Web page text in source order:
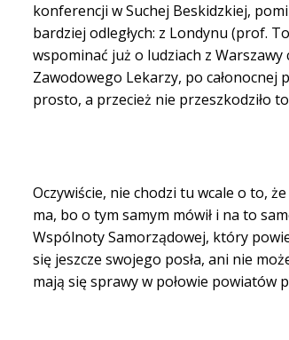
konferencji w Suchej Beskidzkiej,
bardziej odległych: z Londynu (prof.
wspominać już o ludziach z
Zawodowego Lekarzy, po całonocnej
prosto, a przecież nie przeszkodziło
Oczywiście, nie chodzi tu wcale o to,
ma, bo o tym samym mówił i na to
Wspólnoty Samorządowej, który
się jeszcze swojego posła, ani nie
mają się sprawy w połowie powiatów